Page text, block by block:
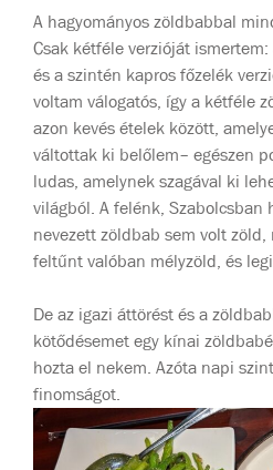
A hagyományos zöldbabbal
Csak kétféle verzióját
és a szintén kapros főzelék
voltam válogatós, így a kétféle
azon kevés ételek között,
váltottak ki belőlem– egészen
ludas, amelynek szagával ki
világból. A felénk, Szabolcsban
nevezett zöldbab sem volt zöld,
feltűnt valóban mélyzöld, és
De az igazi áttörést és a
kötődésemet egy kínai
hozta el nekem. Azóta napi
finomságot.